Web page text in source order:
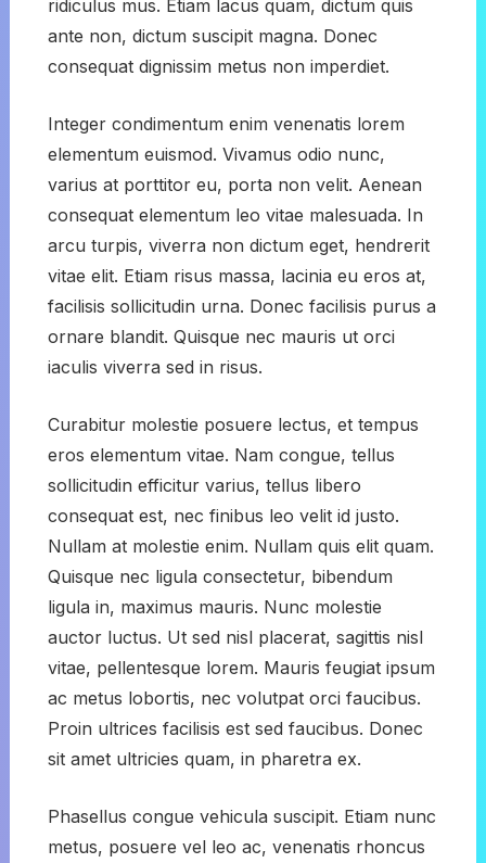
ridiculus mus. Etiam lacus quam, dictum quis
ante non, dictum suscipit magna. Donec
consequat dignissim metus non imperdiet.
Integer condimentum enim venenatis lorem
elementum euismod. Vivamus odio nunc,
varius at porttitor eu, porta non velit. Aenean
consequat elementum leo vitae malesuada. In
arcu turpis, viverra non dictum eget, hendrerit
vitae elit. Etiam risus massa, lacinia eu eros at,
facilisis sollicitudin urna. Donec facilisis purus a
ornare blandit. Quisque nec mauris ut orci
iaculis viverra sed in risus.
Curabitur molestie posuere lectus, et tempus
eros elementum vitae. Nam congue, tellus
sollicitudin efficitur varius, tellus libero
consequat est, nec finibus leo velit id justo.
Nullam at molestie enim. Nullam quis elit quam.
Quisque nec ligula consectetur, bibendum
ligula in, maximus mauris. Nunc molestie
auctor luctus. Ut sed nisl placerat, sagittis nisl
vitae, pellentesque lorem. Mauris feugiat ipsum
ac metus lobortis, nec volutpat orci faucibus.
Proin ultrices facilisis est sed faucibus. Donec
sit amet ultricies quam, in pharetra ex.
Phasellus congue vehicula suscipit. Etiam nunc
metus, posuere vel leo ac, venenatis rhoncus